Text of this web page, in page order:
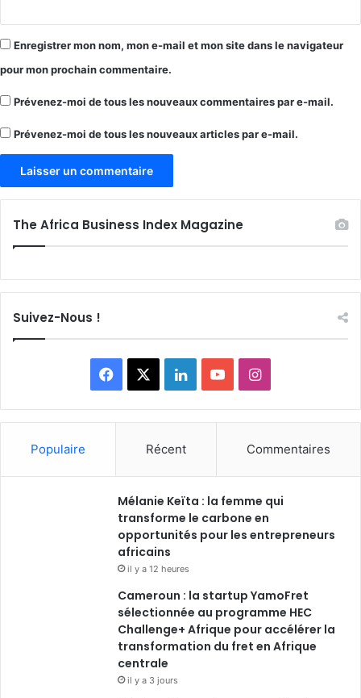
Enregistrer mon nom, mon e-mail et mon site dans le navigateur
pour mon prochain commentaire.
Prévenez-moi de tous les nouveaux commentaires par e-mail.
Prévenez-moi de tous les nouveaux articles par e-mail.
The Africa Business Index Magazine
Suivez-Nous !
Facebook LinkedinYouTubeInstagram
Populaire Récent Commentaires
Mélanie Keïta : la femme qui
transforme le carbone en
opportunités pour les entrepreneurs
africains
il y a 12 heures
Cameroun : la startup YamoFret
sélectionnée au programme HEC
Challenge+ Afrique pour accélérer la
transformation du fret en Afrique
centrale
il y a 3 jours